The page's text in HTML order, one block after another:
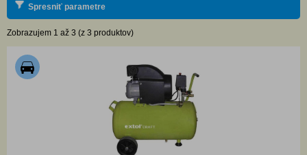
Spresniť parametre
Zobrazujem 1 až 3 (z 3 produktov)